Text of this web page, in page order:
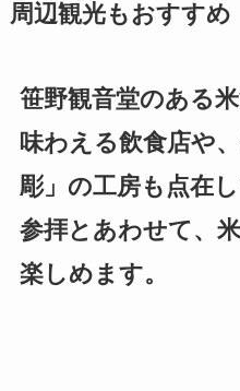
周辺観光もおすすめ
笹野観音堂のある
味わえる飲食店や
彫」の工房も点在
参拝とあわせて、
楽しめます。